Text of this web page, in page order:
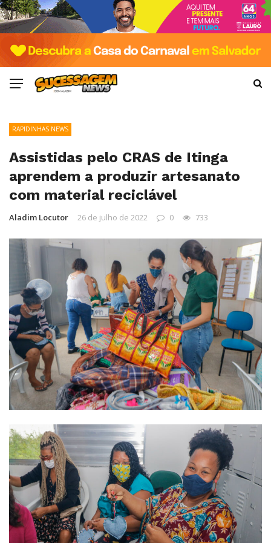
RAPIDINHAS NEWS
Assistidas pelo CRAS de Itinga
aprendem a produzir artesanato
com material reciclável
Aladim Locutor 26 de julho de 2022 0 733